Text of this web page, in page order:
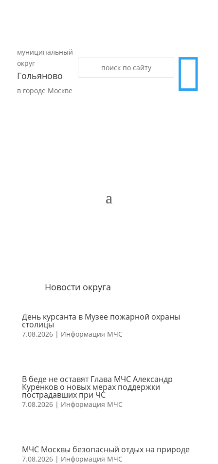
муниципальный
округ
Гольяново
в городе Москве 
Новости округа
День курсанта в Музее пожарной охраны
столицы
7.08.2026| Информация МЧС
В беде не оставят Глава МЧС Александр
Куренков о новых мерах поддержки
пострадавших при ЧС
7.08.2026| Информация МЧС
МЧС Москвы безопасный отдых на природе
7.08.2026| Информация МЧС